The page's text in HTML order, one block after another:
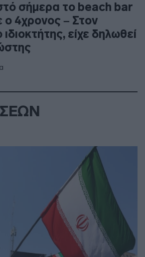
σήμερα το beach bar
ο 4χρονος – Στον
είχε δηλωθεί